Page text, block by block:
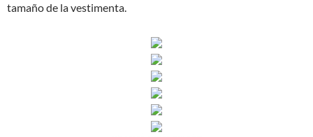
tamaño de la vestimenta.